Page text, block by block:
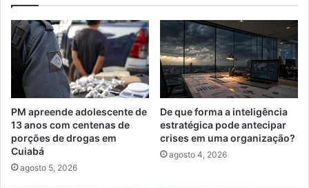
PM apreende adolescente de
13 anos com centenas de
porções de drogas em
Cuiabá
agosto 5, 2026
De que forma a inteligência
estratégica pode antecipar
crises em uma organização?
agosto 4, 2026